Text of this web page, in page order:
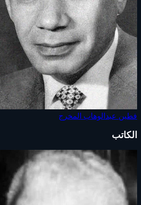
فطين عبدالوهاب المخرج
الكاتب